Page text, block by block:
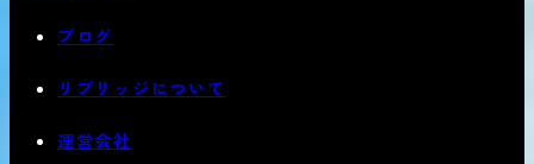
ブログ
リブリッジについて
運営会社